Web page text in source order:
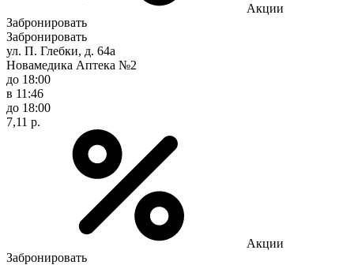
Акции
Забронировать
Забронировать
ул. П. Глебки, д. 64а
Новамедика Аптека №2
до 18:00
в 11:46
до 18:00
7,11 р.
Акции
Забронировать